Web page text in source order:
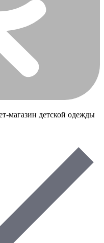
магазин детской одежды